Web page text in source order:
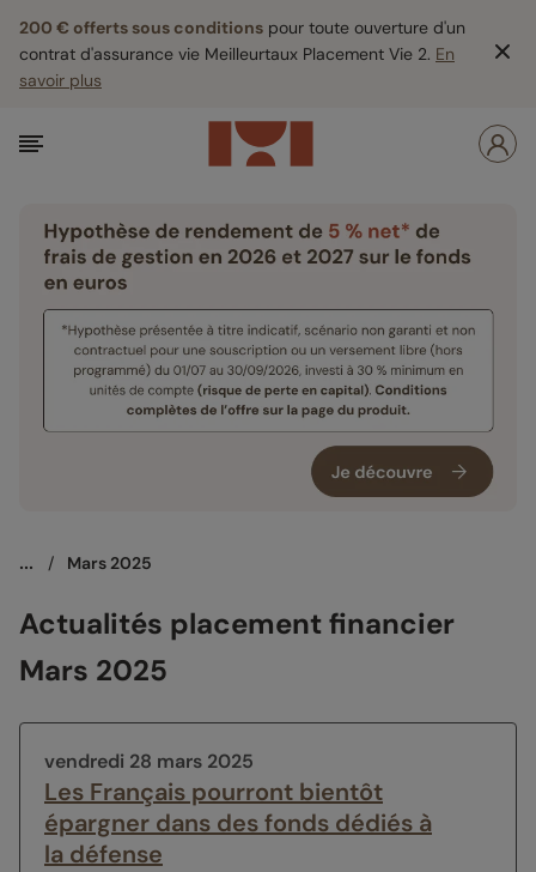
200 € offerts sous conditions pour toute ouverture d'un
contrat d'assurance vie Meilleurtaux Placement Vie 2. En
savoir plus
... / Mars 2025
Actualités placement financier
Mars 2025
vendredi 28 mars 2025
Les Français pourront bientôt
épargner dans des fonds dédiés à
la défense